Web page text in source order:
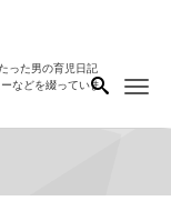
った男の育児日記
などを綴っていま